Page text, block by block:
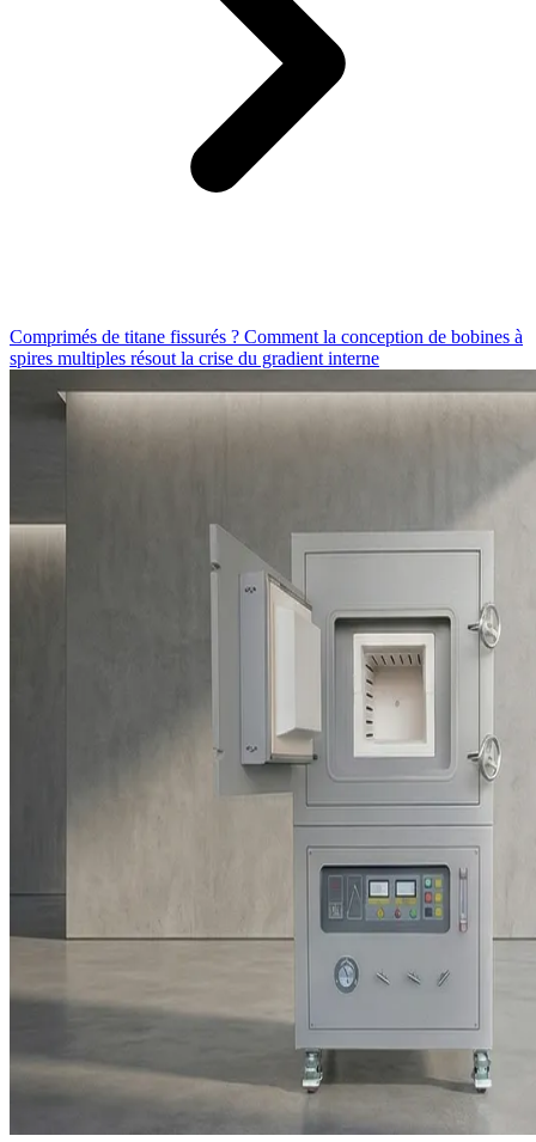
Comprimés de titane fissurés ? Comment la conception de bobines à
spires multiples résout la crise du gradient interne